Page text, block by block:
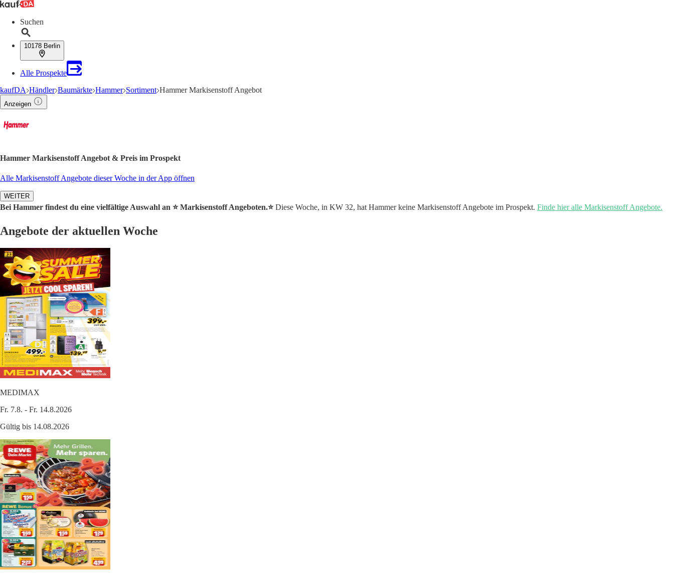
Suchen
10178 Berlin
Alle Prospekte
kaufDA Händler Baumärkte Hammer Sortiment Hammer Markisenstoff Angebot
Anzeigen
Hammer Markisenstoff Angebot & Preis im Prospekt
Alle Markisenstoff Angebote dieser Woche in der App öffnen
WEITER
Bei Hammer findest du eine vielfältige Auswahl an ⭐️ Markisenstoff Angeboten.⭐️Diese Woche, in KW 32, hat Hammer keine Markisenstoff Angebote im Prospekt. Finde hier alle Markisenstoff Angebote.
Angebote der aktuellen Woche
MEDIMAX
Fr. 7.8. - Fr. 14.8.2026
Gültig bis 14.08.2026